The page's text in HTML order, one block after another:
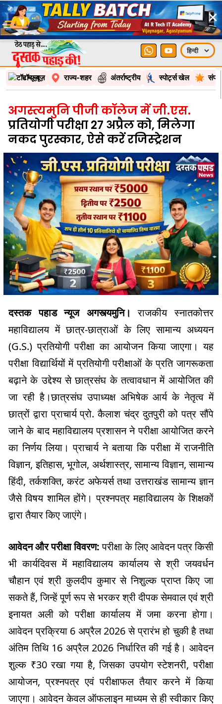
×
टॉप न्यूज़ राज्य-शहर अंतर्राष्ट्रीय स्पोर्ट्स खेल
अगस्त्यमुनि पीजी कॉलेज में जी.एस.
प्रतियोगी परीक्षा 27 अप्रैल को, मिलेगा
नकद पुरस्कार, ऐसे करें रजिस्ट्रेशन
दस्तक पहाड न्यूज अगस्त्यमुनि। राजकीय स्नातकोत्तर
महाविद्यालय में छात्र-छात्राओं के लिए सामान्य अध्ययन
(G.S.) प्रतियोगी परीक्षा का आयोजन किया जाएगा। यह
परीक्षा विद्यार्थियों में प्रतियोगी परीक्षाओं के प्रति जागरूकता
बढ़ाने के उद्देश्य से छात्रसंघ के तत्वावधान में आयोजित की
जा रही है।छात्रसंघ उपाध्यक्ष अभिषेक आर्य के नेतृत्व में
छात्रों द्वारा प्राचार्य प्रो. कैलाश चंद्र दुतपुरी को पत्र सौंपे
जाने के बाद महाविद्यालय प्रशासन ने परीक्षा आयोजित करने
का निर्णय लिया। प्राचार्य ने बताया कि परीक्षा में राजनीति
विज्ञान, इतिहास, भूगोल, अर्थशास्त्र, सामान्य विज्ञान, सामान्य
हिंदी, तर्कशक्ति, करंट अफेयर्स तथा उत्तराखंड सामान्य ज्ञान
जैसे विषय शामिल होंगे। प्रश्नपत्र महाविद्यालय के शिक्षकों
द्वारा तैयार किए जाएंगे।
आवेदन और परीक्षा विवरण:परीक्षा के लिए आवेदन पत्र किसी
भी कार्यदिवस में महाविद्यालय कार्यालय से श्री जयवर्धन
चौहान एवं श्री कुलदीप कुमार से निशुल्क प्राप्त किए जा
सकते हैं, जिन्हें पूर्ण रूप से भरकर श्री दीपक सेमवाल एवं श्री
इनायत अली को परीक्षा कार्यालय में जमा करना होगा।
आवेदन प्रक्रिया 6 अप्रैल 2026 से प्रारंभ हो चुकी है तथा
अंतिम तिथि 16 अप्रैल 2026 निर्धारित की गई है। आवेदन
शुल्क ₹30 रखा गया है, जिसका उपयोग स्टेशनरी, परीक्षा
आयोजन, प्रश्नपत्र एवं परीक्षाफल तैयार करने में किया
जाएगा। आवेदन केवल ऑफलाइन माध्यम से ही स्वीकार किए